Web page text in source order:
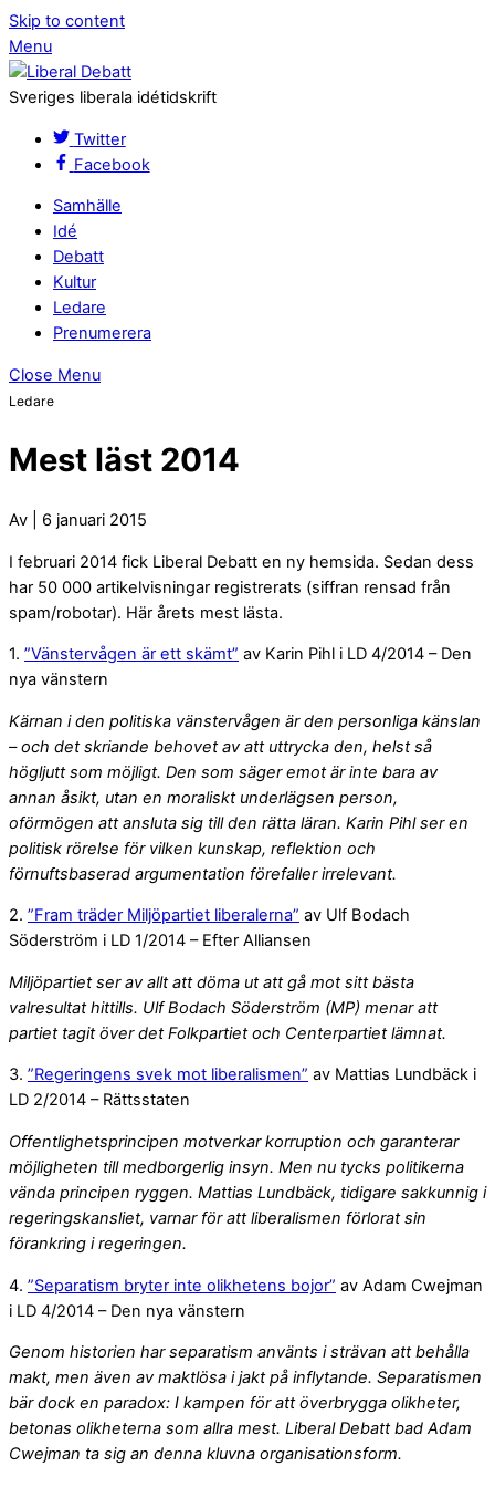
Skip to content
Menu
Sveriges liberala idétidskrift
Twitter
Facebook
Samhälle
Idé
Debatt
Kultur
Ledare
Prenumerera
Close Menu
Ledare
Mest läst 2014
Av | 6 januari 2015
I februari 2014 fick Liberal Debatt en ny hemsida. Sedan dess
har 50 000 artikelvisningar registrerats (siffran rensad från
spam/robotar). Här årets mest lästa.
1. ”Vänstervågen är ett skämt” av Karin Pihl i LD 4/2014 – Den
nya vänstern
Kärnan i den politiska vänstervågen är den personliga känslan
– och det skriande behovet av att uttrycka den, helst så
högljutt som möjligt. Den som säger emot är inte bara av
annan åsikt, utan en moraliskt underlägsen person,
oförmögen att ansluta sig till den rätta läran. Karin Pihl ser en
politisk rörelse för vilken kunskap, reflektion och
förnuftsbaserad argumentation förefaller irrelevant.
2. ”Fram träder Miljöpartiet liberalerna” av Ulf Bodach
Söderström i LD 1/2014 – Efter Alliansen
Miljöpartiet ser av allt att döma ut att gå mot sitt bästa
valresultat hittills. Ulf Bodach Söderström (MP) menar att
partiet tagit över det Folkpartiet och Centerpartiet lämnat.
3. ”Regeringens svek mot liberalismen” av Mattias Lundbäck i
LD 2/2014 – Rättsstaten
Offentlighetsprincipen motverkar korruption och garanterar
möjligheten till medborgerlig insyn. Men nu tycks politikerna
vända principen ryggen. Mattias Lundbäck, tidigare sakkunnig i
regeringskansliet, varnar för att liberalismen förlorat sin
förankring i regeringen.
4. ”Separatism bryter inte olikhetens bojor” av Adam Cwejman
i LD 4/2014 – Den nya vänstern
Genom historien har separatism använts i strävan att behålla
makt, men även av maktlösa i jakt på inflytande. Separatismen
bär dock en paradox: I kampen för att överbrygga olikheter,
betonas olikheterna som allra mest. Liberal Debatt bad Adam
Cwejman ta sig an denna kluvna organisationsform.